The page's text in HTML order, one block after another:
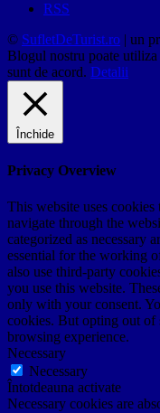
RSS
© SufletDeTurist.ro | un
Blogul nostru poate
sunt de acord. Detalii
Închide
Privacy Overview
This website uses
navigate through the
categorized as necessary
essential for the working
also use third-party
you use this website.
only with your consent.
cookies. But opting out of
browsing experience.
Necessary
Necessary
Întotdeauna activate
Necessary cookies are